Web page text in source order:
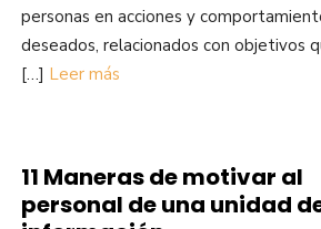
personas en acciones y
deseados, relacionados con objetivos
[…] Leer más
11 Maneras de motivar al
personal de una unidad